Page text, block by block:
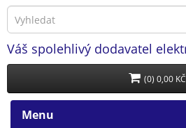
Váš spolehlivý dodavatel
(0) 0,00 KČ
Menu